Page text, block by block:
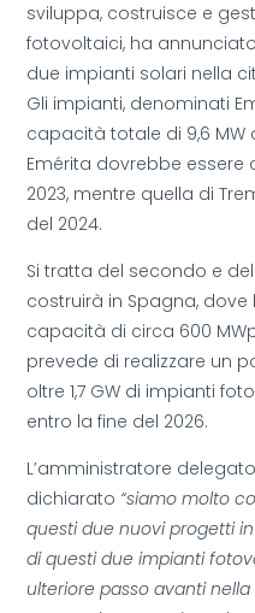
sviluppa, costruisce e
fotovoltaici, ha
due impianti solari nella
Gli impianti, denominati
capacità totale di 9,6 MW
Emérita dovrebbe
2023, mentre quella di
del 2024.
Si tratta del secondo e
costruirà in Spagna,
capacità di circa 600
prevede di realizzare un
oltre 1,7 GW di impianti
entro la fine del 2026.
L’amministratore delegato
dichiarato “siamo molto
questi due nuovi progetti in
di questi due impianti
ulteriore passo avanti